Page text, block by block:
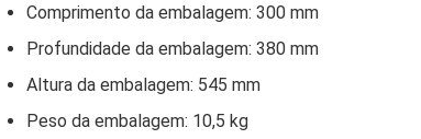
Comprimento da embalagem: 300 mm
Profundidade da embalagem: 380 mm
Altura da embalagem: 545 mm
Peso da embalagem: 10,5 kg